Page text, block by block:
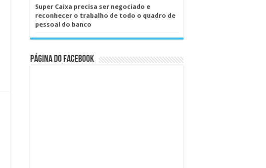
Super Caixa precisa ser negociado e
reconhecer o trabalho de todo o quadro de
pessoal do banco
Página do Facebook